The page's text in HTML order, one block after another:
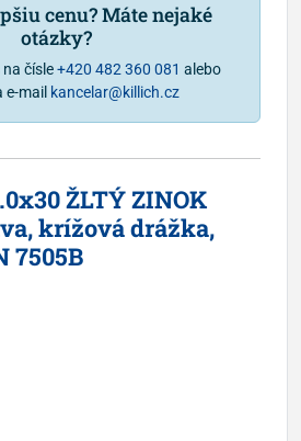
cenu? Máte nejaké
otázky?
čísle+420 482 360 081 alebo
e-mail kancelar@killich.cz
ŽLTÝ ZINOK
krížová drážka,
7505B